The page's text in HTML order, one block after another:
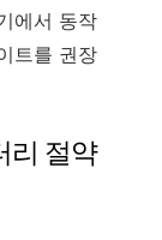
에서 동작
트를 권장
리 절약